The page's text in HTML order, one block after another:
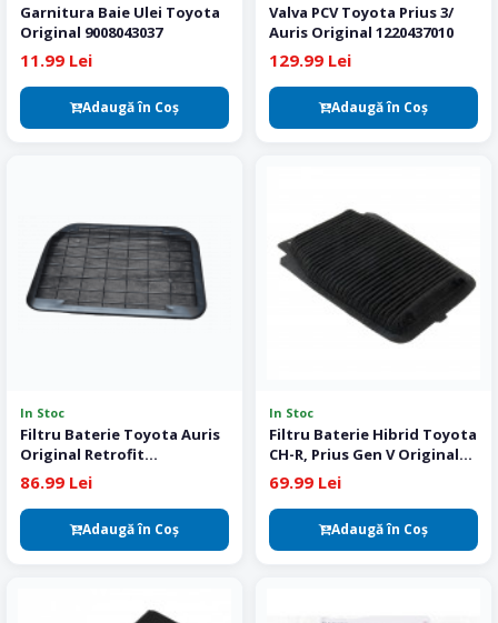
Garnitura Baie Ulei Toyota
Original 9008043037
11.99 Lei
Adaugă în Coş
Valva PCV Toyota Prius 3/
Auris Original 1220437010
129.99 Lei
Adaugă în Coş
In Stoc
Filtru Baterie Toyota Auris
Original Retrofit
G92DH12010
86.99 Lei
Adaugă în Coş
In Stoc
Filtru Baterie Hibrid Toyota
CH-R, Prius Gen V Original
G92DH47070
69.99 Lei
Adaugă în Coş